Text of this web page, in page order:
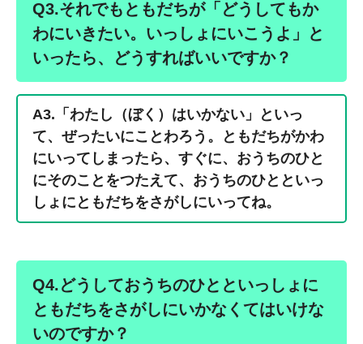
Q3.それでもともだちが「どうしてもか
わにいきたい。いっしょにいこうよ」と
いったら、どうすればいいですか？
A3.「わたし（ぼく）はいかない」といっ
て、ぜったいにことわろう。ともだちがかわ
にいってしまったら、すぐに、おうちのひと
にそのことをつたえて、おうちのひとといっ
しょにともだちをさがしにいってね。
Q4.どうしておうちのひとといっしょに
ともだちをさがしにいかなくてはいけな
いのですか？